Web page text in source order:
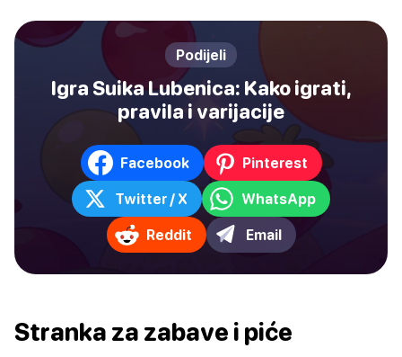
Podijeli
Igra Suika Lubenica: Kako igrati,
pravila i varijacije
Facebook Pinterest
Twitter / X WhatsApp
Reddit Email
Stranka za zabave i piće